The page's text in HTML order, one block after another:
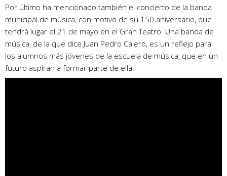
Por último ha mencionado también el concierto de la banda
municipal de música, con motivo de su 150 aniversario, que
tendrá lugar el 21 de mayo en el Gran Teatro. Una banda de
música, de la que dice Juan Pedro Calero, es un reflejo para
los alumnos más jóvenes de la escuela de música, que en un
futuro aspiran a formar parte de ella.